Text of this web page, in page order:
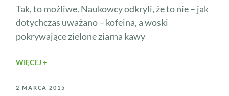
Tak, to możliwe. Naukowcy odkryli, że to nie – jak
dotychczas uważano – kofeina, a woski
pokrywające zielone ziarna kawy
WIĘCEJ +
2 MARCA 2015